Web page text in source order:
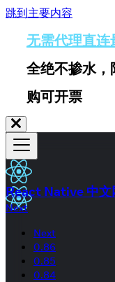
跳到主要内容
无需代理直
全绝不掺水，
购可开票
React Native 中文
Next
Next
0.86
0.85
0.84